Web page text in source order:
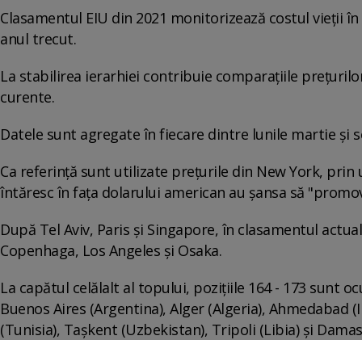
Clasamentul EIU din 2021 monitorizează costul vieții
anul trecut.
La stabilirea ierarhiei contribuie comparațiile
curente.
Datele sunt agregate în fiecare dintre lunile martie și
Ca referință sunt utilizate prețurile din New York, prin
întăresc în fața dolarului american au șansa să
După Tel Aviv, Paris și Singapore, în clasamentul
Copenhaga, Los Angeles și Osaka.
La capătul celălalt al topului, pozițiile 164 - 173 sunt
Buenos Aires (Argentina), Alger (Algeria), Ahmedabad
(Tunisia), Tașkent (Uzbekistan), Tripoli (Libia) și